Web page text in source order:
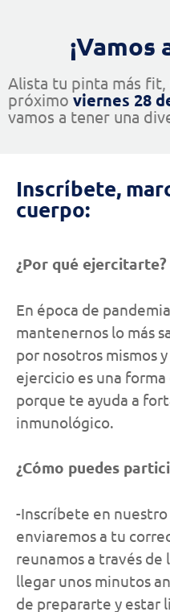
Alista tu pinta más
próximoviernes 28
vamos a tener una
Inscríbete,
cuerpo:
¿Por qué ejercitarte?
En época de
mantenernos lo más
por nosotros mismos
ejercicio es una
porque te ayuda a
inmunológico.
¿Cómo puedes
-Inscríbete en
enviaremos a tu
reunamos a través
llegar unos minutos
de prepararte y estar